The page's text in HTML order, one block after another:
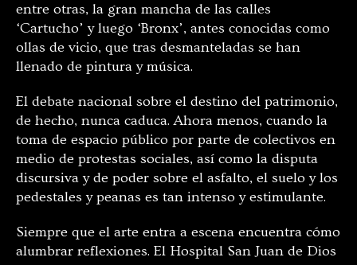
entre otras, la gran mancha de las calles
‘Cartucho’ y luego ‘Bronx’, antes conocidas como
ollas de vicio, que tras desmanteladas se han
llenado de pintura y música.
El debate nacional sobre el destino del patrimonio,
de hecho, nunca caduca. Ahora menos, cuando la
toma de espacio público por parte de colectivos en
medio de protestas sociales, así como la disputa
discursiva y de poder sobre el asfalto, el suelo y los
pedestales y peanas es tan intenso y estimulante.
Siempre que el arte entra a escena encuentra cómo
alumbrar reflexiones. El Hospital San Juan de Dios